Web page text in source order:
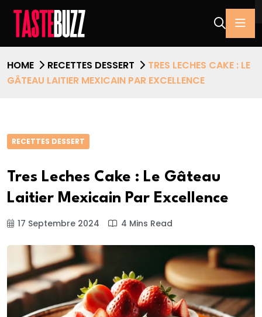
HOME RECETTES DESSERT
TRES LECHES CAKE : LE
GÂTEAU LAITIER MEXICAIN PAR EXCELLENCE
RECETTES DESSERT
Tres Leches Cake : Le Gâteau
Laitier Mexicain Par Excellence
17 Septembre 2024 4 Mins Read